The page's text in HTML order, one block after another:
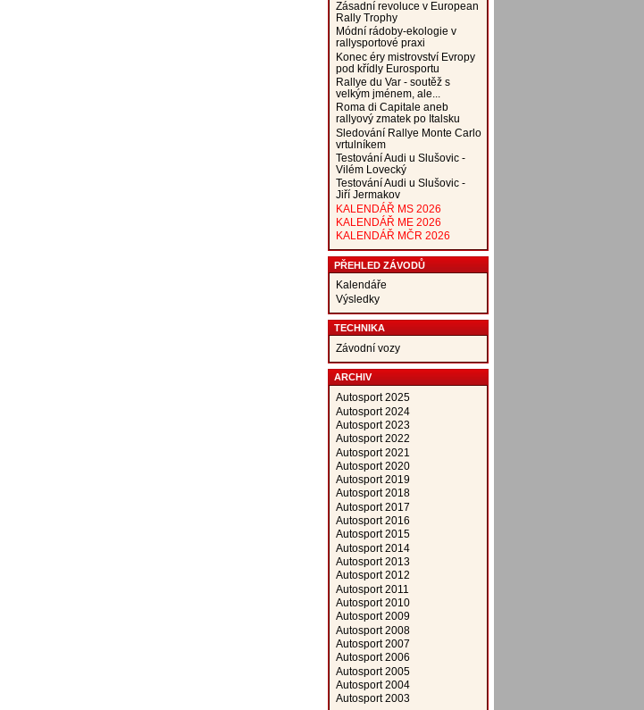
Zásadní revoluce v European
Rally Trophy
Módní rádoby-ekologie v
rallysportové praxi
Konec éry mistrovství Evropy
pod křídly Eurosportu
Rallye du Var - soutěž s
velkým jménem, ale...
Roma di Capitale aneb
rallyový zmatek po Italsku
Sledování Rallye Monte Carlo
vrtulníkem
Testování Audi u Slušovic -
Vilém Lovecký
Testování Audi u Slušovic -
Jiří Jermakov
KALENDÁŘ MS 2026
KALENDÁŘ ME 2026
KALENDÁŘ MČR 2026
PŘEHLED ZÁVODŮ
Kalendáře
Výsledky
TECHNIKA
Závodní vozy
ARCHIV
Autosport 2025
Autosport 2024
Autosport 2023
Autosport 2022
Autosport 2021
Autosport 2020
Autosport 2019
Autosport 2018
Autosport 2017
Autosport 2016
Autosport 2015
Autosport 2014
Autosport 2013
Autosport 2012
Autosport 2011
Autosport 2010
Autosport 2009
Autosport 2008
Autosport 2007
Autosport 2006
Autosport 2005
Autosport 2004
Autosport 2003